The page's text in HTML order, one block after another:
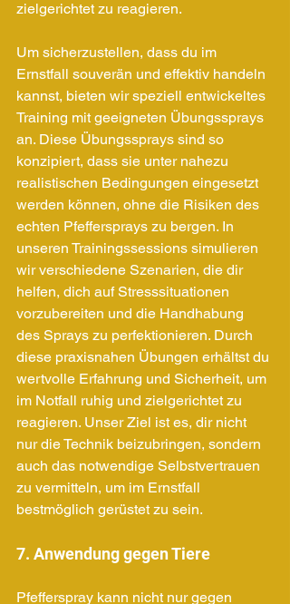
zielgerichtet zu reagieren.
Um sicherzustellen, dass du im
Ernstfall souverän und effektiv handeln
kannst, bieten wir speziell entwickeltes
Training mit geeigneten Übungssprays
an. Diese Übungssprays sind so
konzipiert, dass sie unter nahezu
realistischen Bedingungen eingesetzt
werden können, ohne die Risiken des
echten Pfeffersprays zu bergen. In
unseren Trainingssessions simulieren
wir verschiedene Szenarien, die dir
helfen, dich auf Stresssituationen
vorzubereiten und die Handhabung
des Sprays zu perfektionieren. Durch
diese praxisnahen Übungen erhältst du
wertvolle Erfahrung und Sicherheit, um
im Notfall ruhig und zielgerichtet zu
reagieren. Unser Ziel ist es, dir nicht
nur die Technik beizubringen, sondern
auch das notwendige Selbstvertrauen
zu vermitteln, um im Ernstfall
bestmöglich gerüstet zu sein.
7. Anwendung gegen Tiere
Pfefferspray kann nicht nur gegen